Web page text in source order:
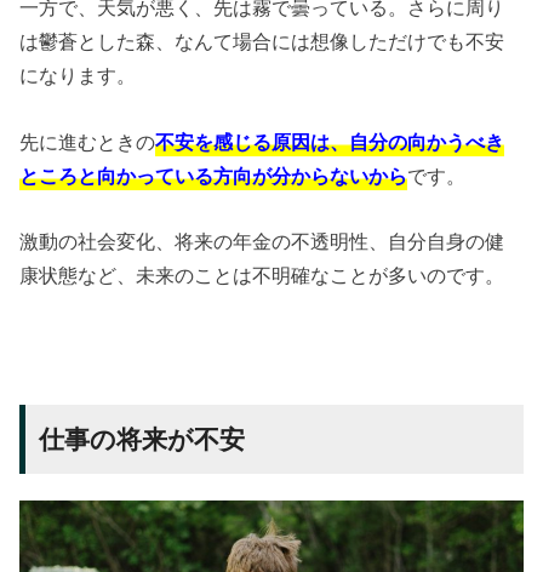
一方で、天気が悪く、先は霧で曇っている。さらに周り
は鬱蒼とした森、なんて場合には想像しただけでも不安
になります。
先に進むときの不安を感じる原因は、自分の向かうべき
ところと向かっている方向が分からないからです。
激動の社会変化、将来の年金の不透明性、自分自身の健
康状態など、未来のことは不明確なことが多いのです。
仕事の将来が不安